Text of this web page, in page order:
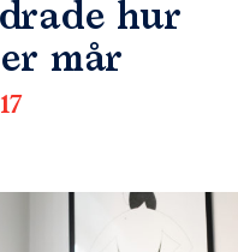
hur
mår